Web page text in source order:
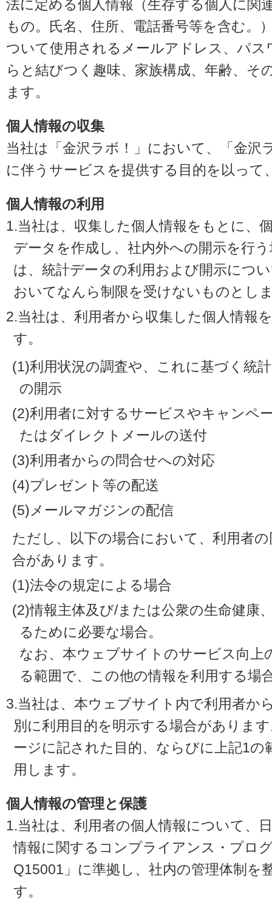
法に定める個人情報（生存する個人に関
もの。氏名、住所、電話番号等を含む。
ついて使用されるメールアドレス、パ
らと結びつく趣味、家族構成、年齢、そ
ます。
個人情報の収集
当社は「金沢ラボ！」において、「金沢
に伴うサービスを提供する目的を以って
個人情報の利用
1.当社は、収集した個人情報をもとに、
データを作成し、社内外への開示を行
は、統計データの利用および開示につ
おいてなんら制限を受けないものとし
2.当社は、利用者から収集した個人情報
す。
(1)利用状況の調査や、これに基づく統
の開示
(2)利用者に対するサービスやキャンペ
たはダイレクトメールの送付
(3)利用者からの問合せへの対応
(4)プレゼント等の配送
(5)メールマガジンの配信
ただし、以下の場合において、利用者
合があります。
(1)法令の規定による場合
(2)情報主体及び/または公衆の生命健康
るために必要な場合。
なお、本ウェブサイトのサービス向上
る範囲で、この他の情報を利用する場
3.当社は、本ウェブサイト内で利用者か
別に利用目的を明示する場合がありま
ージに記された目的、ならびに上記1の
用します。
個人情報の管理と保護
1.当社は、利用者の個人情報について、
情報に関するコンプライアンス・プロ
Q15001」に準拠し、社内の管理体制を
す。